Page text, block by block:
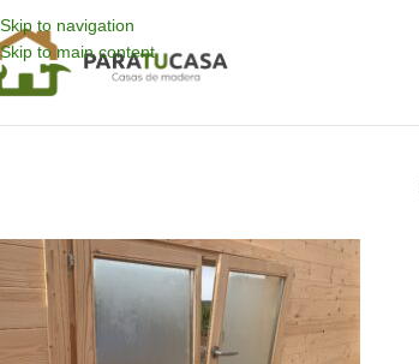
Skip to navigation
Skip to main content